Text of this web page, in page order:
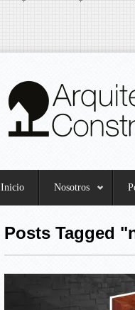
Inicio Nosotros
Posts Tagged